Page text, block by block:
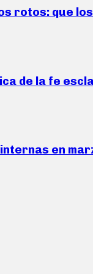
rotos: que
de la fe
en